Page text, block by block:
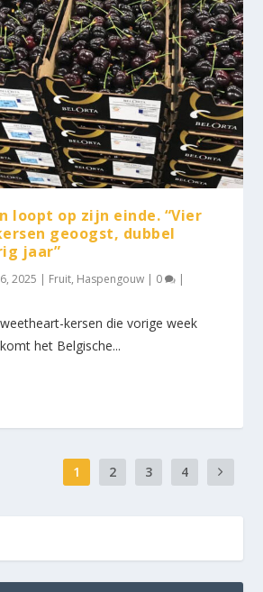
loopt op zijn einde. “Vier
geoogst, dubbel
jaar”
2025 | Fruit, Haspengouw | 0 |
kersen die vorige week
het Belgische...
1 2 3 4